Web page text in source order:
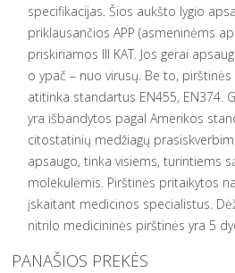
specifikacijas. Šios aukšto lygio
priklausančios APP (asmeninėms
priskiriamos III KAT. Jos gerai
o ypač – nuo virusų. Be to,
atitinka standartus EN455, EN374.
yra išbandytos pagal Amerikos
citostatinių medžiagų
apsaugo, tinka visiems, turintiems
molekulėmis. Pirštinės pritaikytos
įskaitant medicinos specialistus.
nitrilo medicininės pirštinės yra 5
PANAŠIOS PREKĖS